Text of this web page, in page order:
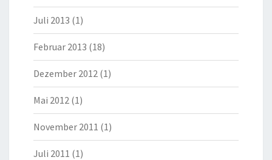
Juli 2013 (1)
Februar 2013 (18)
Dezember 2012 (1)
Mai 2012 (1)
November 2011 (1)
Juli 2011 (1)